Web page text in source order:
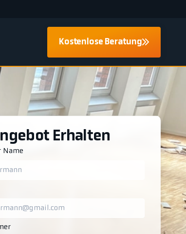
Kostenlose Beratung
Erhalten
Name